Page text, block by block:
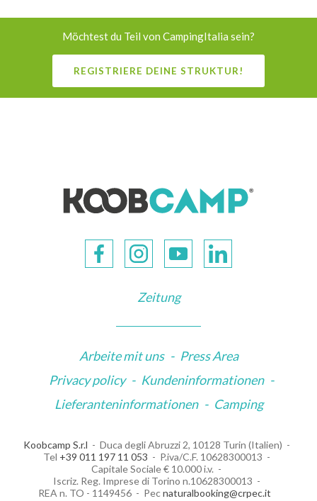
Möchtest du Teil von CampingItalia sein?
REGISTRIERE DEINE STRUKTUR!
Zeitung
Arbeite mit uns - Press Area
Privacy policy - Kundeninformationen -
Lieferanteninformationen - Camping
Koobcamp S.r.l
Duca degli Abruzzi 2, 10128 Turin (Italien)
Tel +39 011 197 11 053
P.iva/C.F. 10628300013
Capitale Sociale € 10.000 i.v.
Iscriz. Reg. Imprese di Torino n.10628300013
REA n. TO - 1149456
Pecnaturalbooking@crpec.it